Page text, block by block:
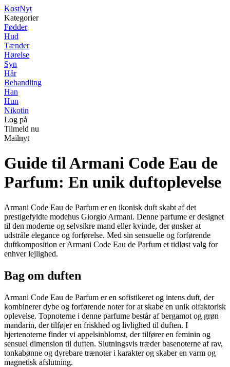
KostNyt
Kategorier
Fødder
Hud
Tænder
Hørelse
Syn
Hår
Behandling
Han
Hun
Nikotin
Log på
Tilmeld nu
Mailnyt
Guide til Armani Code Eau de
Parfum: En unik duftoplevelse
Armani Code Eau de Parfum er en ikonisk duft skabt af det
prestigefyldte modehus Giorgio Armani. Denne parfume er designet
til den moderne og selvsikre mand eller kvinde, der ønsker at
udstråle elegance og forførelse. Med sin sensuelle og forførende
duftkomposition er Armani Code Eau de Parfum et tidløst valg for
enhver lejlighed.
Bag om duften
Armani Code Eau de Parfum er en sofistikeret og intens duft, der
kombinerer dybe og forførende noter for at skabe en unik olfaktorisk
oplevelse. Topnoterne i denne parfume består af bergamot og grøn
mandarin, der tilføjer en friskhed og livlighed til duften. I
hjertenoterne finder vi appelsinblomst, der tilfører en feminin og
sensuel dimension til duften. Slutningsvis træder basenoterne af rav,
tonkabønne og dyrebare trænoter i karakter og skaber en varm og
magnetisk afslutning.